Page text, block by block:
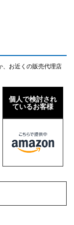
、お近くの販売代理店
個人で検討され
ているお客様